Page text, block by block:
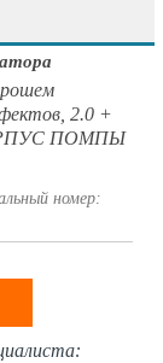
2.0 +
ПОМПЫ
номер: